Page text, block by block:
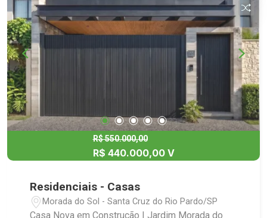
R$ 550.000,00
R$ 440.000,00 V
Residenciais - Casas
Morada do Sol - Santa Cruz do Rio Pardo/SP
Casa Nova em Construção | Jardim Morada do